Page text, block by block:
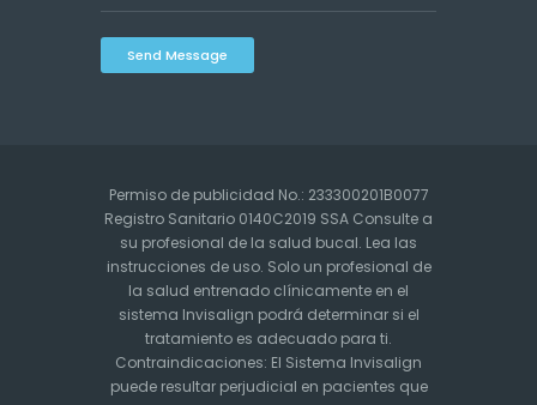
Send Message
Permiso de publicidad No.: 233300201B0077
Registro Sanitario 0140C2019 SSA Consulte a
su profesional de la salud bucal. Lea las
instrucciones de uso. Solo un profesional de
la salud entrenado clínicamente en el
sistema Invisalign podrá determinar si el
tratamiento es adecuado para ti.
Contraindicaciones: El Sistema Invisalign
puede resultar perjudicial en pacientes que